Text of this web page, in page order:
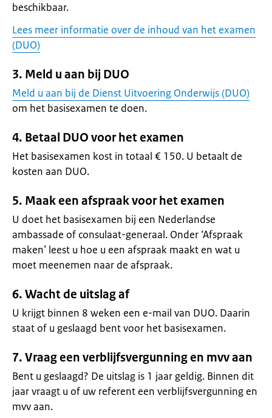
beschikbaar.
Lees meer informatie over de inhoud van het examen
(DUO)
3. Meld u aan bij DUO
Meld u aan bij de Dienst Uitvoering Onderwijs (DUO)
om het basisexamen te doen.
4. Betaal DUO voor het examen
Het basisexamen kost in totaal € 150. U betaalt de
kosten aan DUO.
5. Maak een afspraak voor het examen
U doet het basisexamen bij een Nederlandse
ambassade of consulaat-generaal. Onder ‘Afspraak
maken’ leest u hoe u een afspraak maakt en wat u
moet meenemen naar de afspraak.
6. Wacht de uitslag af
U krijgt binnen 8 weken een e-mail van DUO. Daarin
staat of u geslaagd bent voor het basisexamen.
7. Vraag een verblijfsvergunning en mvv aan
Bent u geslaagd? De uitslag is 1 jaar geldig. Binnen dit
jaar vraagt u of uw referent een verblijfsvergunning en
mvv aan.